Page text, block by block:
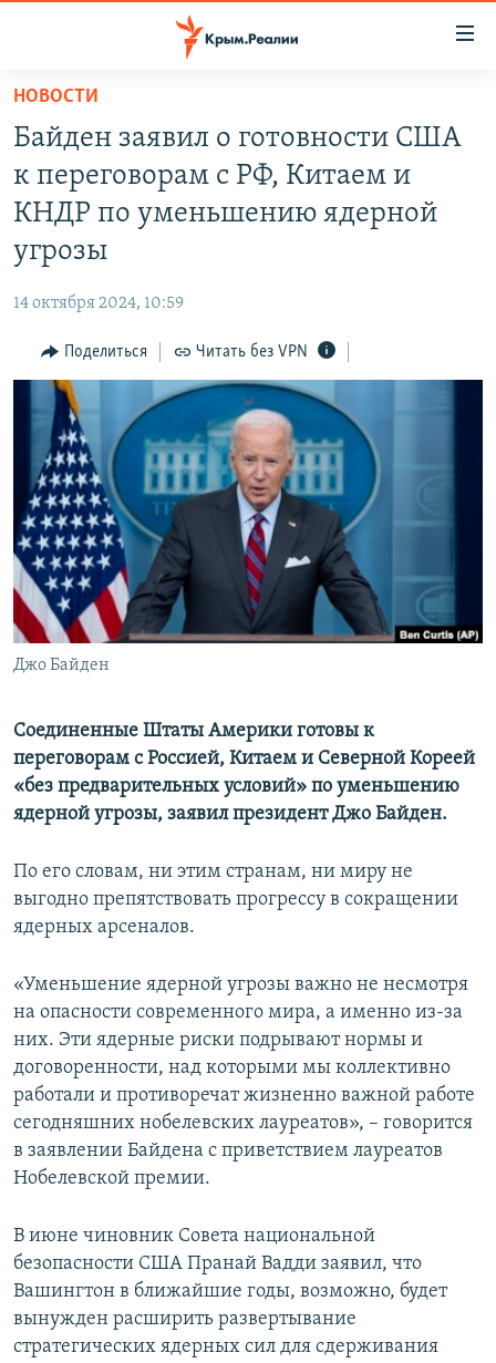
Вернуться
основному
содержанию
Вернутся
главной
Вернутся
поиску
СПЕЦПРОЕКТЫ
ГРУЗ 200
ВОДА
ИНТЕРАКТИВ
ИНФОГРАФИКА
ТЕЛЕПРОЕКТ КРЫМ.РЕАЛИИ
СОВЕТЫ ПРАВОЗАЩИТНИКОВ
ПРОПАВШИЕ БЕЗ ВЕСТИ
ПОБЕДИТЕЛЕЙ НЕ СУДЯТ?
КРЫМ.НЕПОКОРЕННЫЙ
ELIFBE
УКРАИНСКАЯ ПРОБЛЕМА КРЫМА
РАДІО СВОБОДА
КАК ОБОЙТИ БЛОКИРОВКУ
Українською
Qırımtatar
ПРИСОЕДИНЯЙТЕСЬ!
Все сайты RFE/RL
НОВОСТИ
Байден заявил о готовности США
к переговорам с РФ, Китаем и
КНДР по уменьшению ядерной
угрозы
14 октября 2024, 10:59
Поделиться Читать без VPN
Джо Байден
Соединенные Штаты Америки готовы к
переговорам с Россией, Китаем и Северной Кореей
«без предварительных условий» по уменьшению
ядерной угрозы, заявил президент Джо Байден.
По его словам, ни этим странам, ни миру не
выгодно препятствовать прогрессу в сокращении
ядерных арсеналов.
«Уменьшение ядерной угрозы важно не несмотря
на опасности современного мира, а именно из-за
них. Эти ядерные риски подрывают нормы и
договоренности, над которыми мы коллективно
работали и противоречат жизненно важной работе
сегодняшних нобелевских лауреатов», – говорится
в заявлении Байдена с приветствием лауреатов
Нобелевской премии.
В июне чиновник Совета национальной
безопасности США Пранай Вадди заявил, что
Вашингтон в ближайшие годы, возможно, будет
вынужден расширить развертывание
стратегических ядерных сил для сдерживания